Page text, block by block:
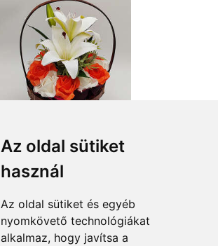
Az oldal sütiket
használ
Az oldal sütiket és egyéb
nyomkövető technológiákat
alkalmaz, hogy javítsa a
Kosárnyi szépség
16 320 Ft-tól